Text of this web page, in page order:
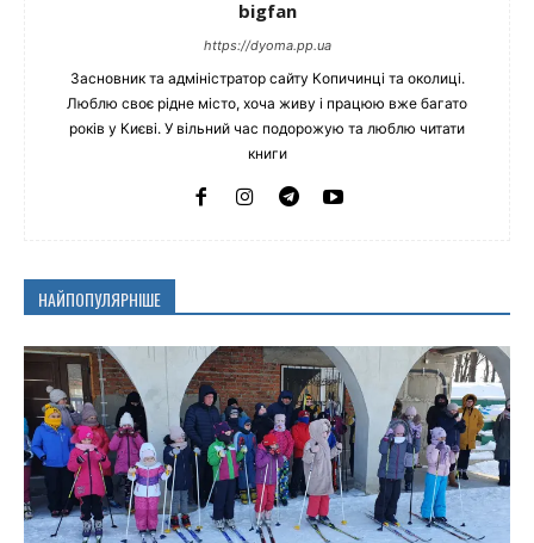
bigfan
https://dyoma.pp.ua
Засновник та адміністратор сайту Копичинці та околиці.
Люблю своє рідне місто, хоча живу і працюю вже багато
років у Києві. У вільний час подорожую та люблю читати
книги
НАЙПОПУЛЯРНІШЕ